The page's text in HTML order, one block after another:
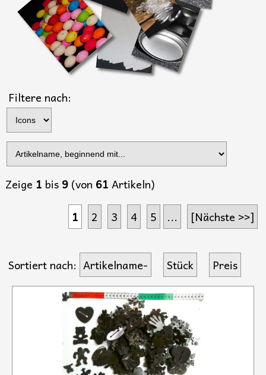
Filtere nach:
Zeige 1 bis 9 (von 61 Artikeln)
1
2 3 4 5 ... [Nächste >>]
Sortiert nach: Artikelname- Stück Preis